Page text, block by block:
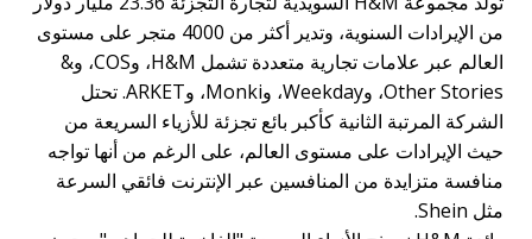
من الإيرادات السنوية، وتدير أكثر من 4000 متجر على مستوى
العالم عبر علامات تجارية متعددة تشمل H&M، وCOS، و&
Other Stories، وWeekday، وMonki، وARKET. تحتل
الشركة المرتبة الثانية كأكبر بائع تجزئة للأزياء السريعة من
حيث الإيرادات على مستوى العالم، على الرغم من أنها تواجه
منافسة متزايدة من المنافسين عبر الإنترنت فائقي السرعة
مثل Shein.